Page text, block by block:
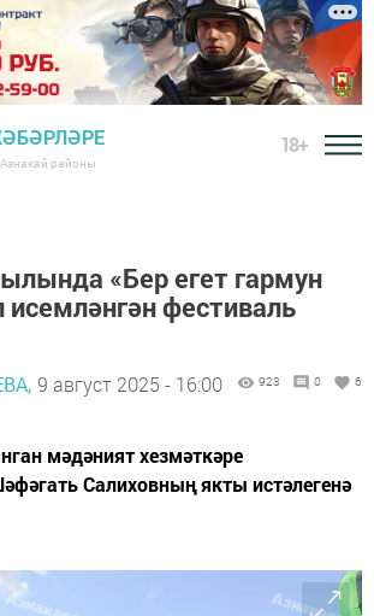
районы
18+
«Бер егет гармун
фестиваль
9 август 2025 - 16:00 923 0 6
мәдәният хезмәткәре
Салиховның якты истәлегенә